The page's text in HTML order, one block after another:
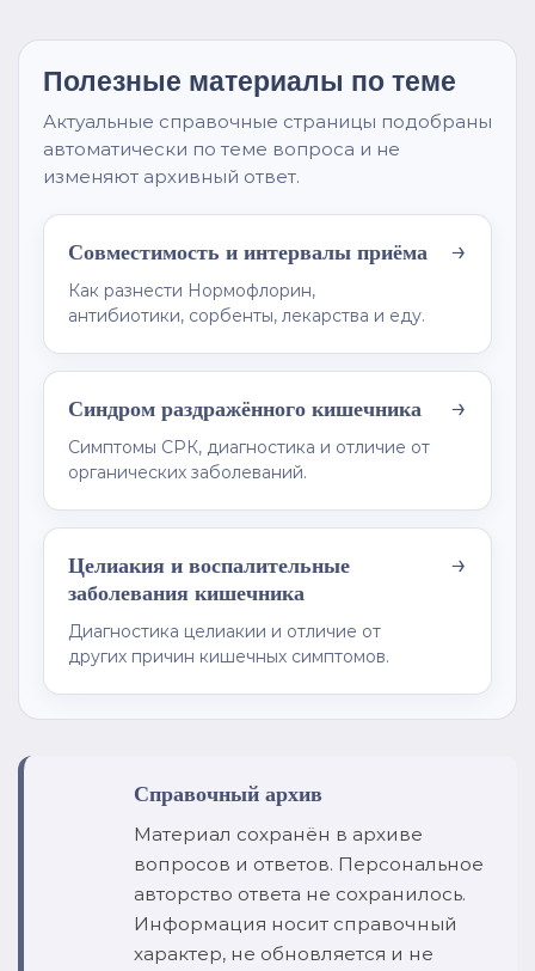
Полезные материалы по теме
Актуальные справочные страницы подобраны
автоматически по теме вопроса и не
изменяют архивный ответ.
Совместимость и интервалы приёма
Как разнести Нормофлорин,
антибиотики, сорбенты, лекарства и еду.
→
Синдром раздражённого кишечника
Симптомы СРК, диагностика и отличие от
органических заболеваний.
→
Целиакия и воспалительные
заболевания кишечника
Диагностика целиакии и отличие от
других причин кишечных симптомов.
→
Справочный архив
Материал сохранён в архиве
вопросов и ответов. Персональное
авторство ответа не сохранилось.
Информация носит справочный
характер, не обновляется и не